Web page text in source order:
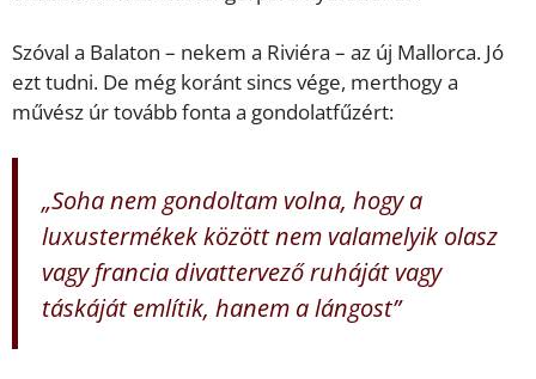
Szóval a Balaton – nekem a Riviéra – az új Mallorca. Jó
ezt tudni. De még koránt sincs vége, merthogy a
művész úr tovább fonta a gondolatfűzért:
„Soha nem gondoltam volna, hogy a
luxustermékek között nem valamelyik olasz
vagy francia divattervező ruháját vagy
táskáját említik, hanem a lángost”